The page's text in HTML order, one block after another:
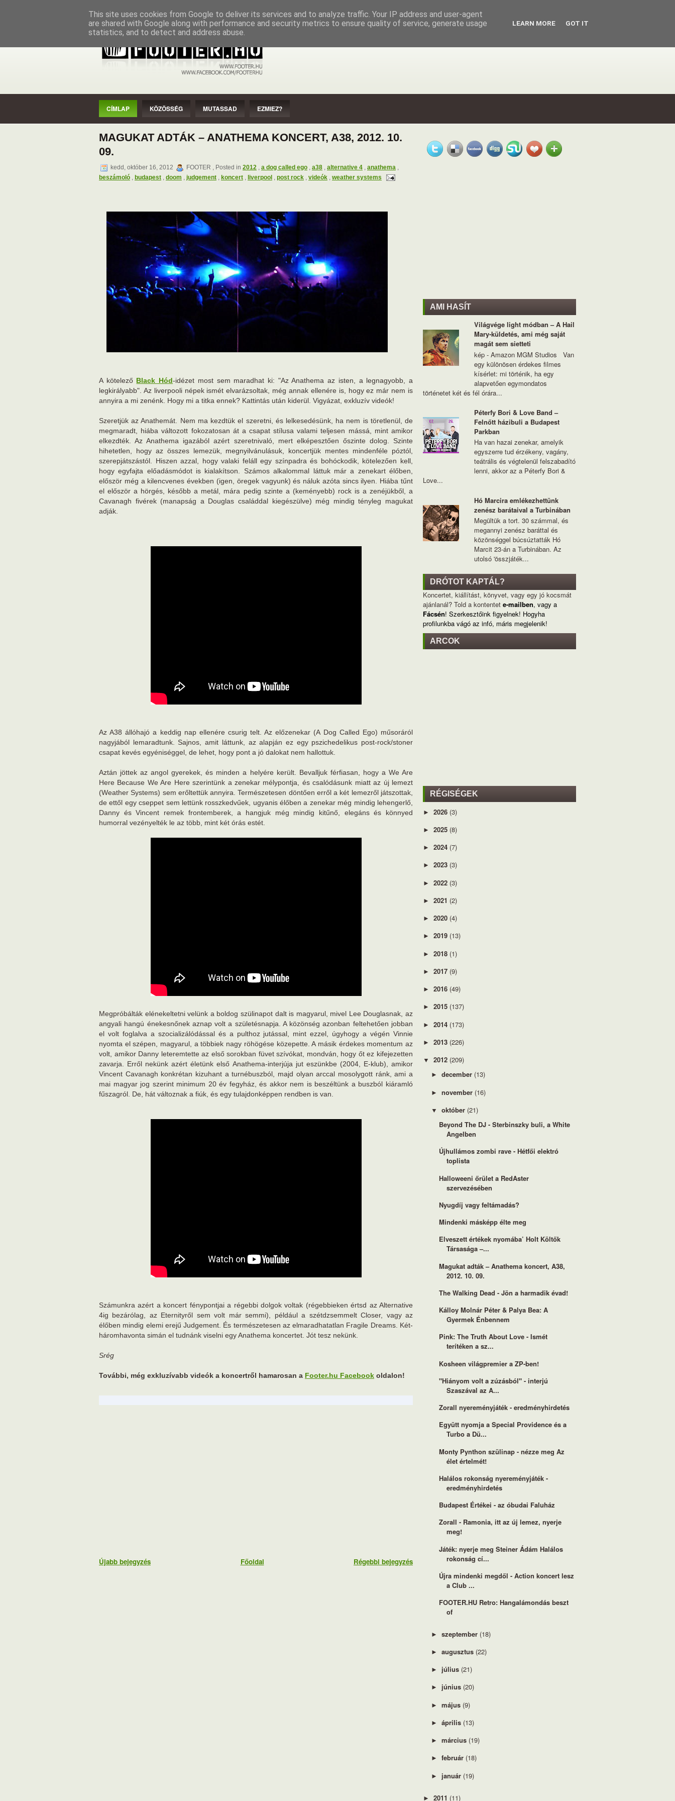
CÍMLAP KÖZÖSSÉG MUTASSAD EZMIEZ? IMPRESSZUM SZERZŐI JOGOK
CÍMLAP KÖZÖSSÉG MUTASSAD EZMIEZ?
MAGUKAT ADTÁK – ANATHEMA KONCERT, A38, 2012. 10.
09.
kedd, október 16, 2012 FOOTER , Posted in 2012 , a dog called ego , a38 , alternative 4 , anathema ,
beszámoló , budapest , doom , judgement , koncert , liverpool , post rock , videók , weather systems
A kötelező Black Hód-idézet most sem maradhat ki: "Az Anathema az isten, a legnagyobb, a
legkirályabb". Az liverpooli népek ismét elvarázsoltak, még annak ellenére is, hogy ez már nem is
annyira a mi zenénk. Hogy mi a titka ennek? Kattintás után kiderül. Vigyázat, exkluzív videók!
Szeretjük az Anathemát. Nem ma kezdtük el szeretni, és lelkesedésünk, ha nem is töretlenül, de
megmaradt, hiába változott fokozatosan át a csapat stílusa valami teljesen mássá, mint amikor
elkezdték. Az Anathema igazából azért szeretnivaló, mert elképesztően őszinte dolog. Szinte
hihetetlen, hogy az összes lemezük, megnyilvánulásuk, koncertjük mentes mindenféle póztól,
szerepjátszástól. Hiszen azzal, hogy valaki feláll egy színpadra és bohóckodik, kötelezően kell,
hogy egyfajta előadásmódot is kialakítson. Számos alkalommal láttuk már a zenekart élőben,
először még a kilencvenes években (igen, öregek vagyunk) és náluk azóta sincs ilyen. Hiába tűnt
el először a hörgés, később a metál, mára pedig szinte a (keményebb) rock is a zenéjükből, a
Cavanagh fivérek (manapság a Douglas családdal kiegészülve) még mindig tényleg magukat
adják.
Az A38 állóhajó a keddig nap ellenére csurig telt. Az előzenekar (A Dog Called Ego) műsoráról
nagyjából lemaradtunk. Sajnos, amit láttunk, az alapján ez egy pszichedelikus post-rock/stoner
csapat kevés egyéniséggel, de lehet, hogy pont a jó dalokat nem hallottuk.
Aztán jöttek az angol gyerekek, és minden a helyére került. Bevalljuk férfiasan, hogy a We Are
Here Because We Are Here szerintünk a zenekar mélypontja, és csalódásunk miatt az új lemezt
(Weather Systems) sem erőltettük annyira. Természetesen döntően erről a két lemezről játszottak,
de ettől egy cseppet sem lettünk rosszkedvűek, ugyanis élőben a zenekar még mindig lehengerlő,
Danny és Vincent remek frontemberek, a hangjuk még mindig kitűnő, elegáns és könnyed
humorral vezényelték le az több, mint két órás estét.
Megpróbálták elénekeltetni velünk a boldog szülinapot dalt is magyarul, mivel Lee Douglasnak, az
angyali hangú énekesnőnek aznap volt a születésnapja. A közönség azonban feltehetően jobban
el volt foglalva a szocializálódással és a pulthoz jutással, mint ezzel, úgyhogy a végén Vinnie
nyomta el szépen, magyarul, a többiek nagy röhögése közepette. A másik érdekes momentum az
volt, amikor Danny leteremtette az első sorokban füvet szívókat, mondván, hogy őt ez kifejezetten
zavarja. Erről nekünk azért életünk első Anathema-interjúja jut eszünkbe (2004, E-klub), amikor
Vincent Cavanagh konkrétan kizuhant a turnébuszból, majd olyan arccal mosolygott ránk, ami a
mai magyar jog szerint minimum 20 év fegyház, és akkor nem is beszéltünk a buszból kiáramló
fűszagról. De, hát változnak a fiúk, és egy tulajdonképpen rendben is van.
Számunkra azért a koncert fénypontjai a régebbi dolgok voltak (régebbieken értsd az Alternative
4ig bezárólag, az Eternityről sem volt már semmi), például a szétdzsemmelt Closer, vagy az
élőben mindig elemi erejű Judgement. És természetesen az elmaradhatatlan Fragile Dreams. Két-
háromhavonta simán el tudnánk viselni egy Anathema koncertet. Jót tesz nekünk.
Srég
További, még exkluzívabb videók a koncertről hamarosan a Footer.hu Facebook oldalon!
Újabb bejegyzés Régebbi bejegyzés
Főoldal
AMI HASÍT
Világvége light módban – A Hail
Mary-küldetés, ami még saját
magát sem sietteti
kép - Amazon MGM Studios Van
egy különösen érdekes filmes
kísérlet: mi történik, ha egy
alapvetően egymondatos
történetet két és fél órára...
Péterfy Bori & Love Band –
Felnőtt házibuli a Budapest
Parkban
Ha van hazai zenekar, amelyik
egyszerre tud érzékeny, vagány,
teátrális és végtelenül felszabadító
lenni, akkor az a Péterfy Bori &
Love...
Hó Marcira emlékezhettünk
zenész barátaival a Turbinában
Megültük a tort. 30 számmal, és
megannyi zenész baráttal és
közönséggel búcsúztatták Hó
Marcit 23-án a Turbinában. Az
utolsó 'összjáték...
DRÓTOT KAPTÁL?
Koncertet, kiállítást, könyvet, vagy egy jó kocsmát
ajánlanál? Told a kontentet e-mailben, vagy a
Fácsén! Szerkesztőink figyelnek! Hogyha
profilunkba vágó az infó, máris megjelenik!
ARCOK
RÉGISÉGEK
► 2026 (3)
► 2025 (8)
► 2024 (7)
► 2023 (3)
► 2022 (3)
► 2021 (2)
► 2020 (4)
► 2019 (13)
► 2018 (1)
► 2017 (9)
► 2016 (49)
► 2015 (137)
► 2014 (173)
► 2013 (226)
▼ 2012 (209)
► december (13)
► november (16)
▼ október (21)
Beyond The DJ - Sterbinszky buli, a White
Angelben
Újhullámos zombi rave - Hétfői elektró
toplista
Halloweeni őrület a RedAster
szervezésében
Nyugdíj vagy feltámadás?
Mindenki másképp élte meg
Elveszett értékek nyomába’ Holt Költők
Társasága –...
Magukat adták – Anathema koncert, A38,
2012. 10. 09.
The Walking Dead - Jön a harmadik évad!
Kálloy Molnár Péter & Palya Bea: A
Gyermek Énbennem
Pink: The Truth About Love - Ismét
terítéken a sz...
Kosheen világpremier a ZP-ben!
"Hiányom volt a zúzásból" - interjú
Szaszával az A...
Zorall nyereményjáték - eredményhirdetés
Együtt nyomja a Special Providence és a
Turbo a Dü...
Monty Pynthon szülinap - nézze meg Az
élet értelmét!
Halálos rokonság nyereményjáték -
eredményhirdetés
Budapest Értékei - az óbudai Faluház
Zorall - Ramonia, itt az új lemez, nyerje
meg!
Játék: nyerje meg Steiner Ádám Halálos
rokonság cí...
Újra mindenki megdől - Action koncert lesz
a Club ...
FOOTER.HU Retro: Hangalámondás beszt
of
► szeptember (18)
► augusztus (22)
► július (21)
► június (20)
► május (9)
► április (13)
► március (19)
► február (18)
► január (19)
► 2011 (11)
This site uses cookies from Google to deliver its services and to analyze traffic. Your IP address and user-agent
are shared with Google along with performance and security metrics to ensure quality of service, generate usage
statistics, and to detect and address abuse.
LEARN MORE GOT IT